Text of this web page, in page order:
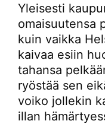
Yleisesti
omaisuutensa
kuin vaikka
kaivaa esiin
tahansa
ryöstää sen
voiko jollekin
illan